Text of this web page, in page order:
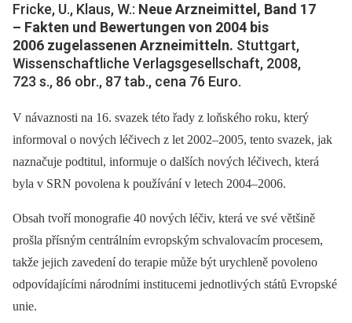
Fricke, U., Klaus, W.: Neue Arzneimittel, Band 17
–⁠ Fakten und Bewertungen von 2004 bis
2006 zugelassenen Arzneimitteln. Stuttgart,
Wissenschaftliche Verlagsgesellschaft, 2008,
723 s., 86 obr., 87 tab., cena 76 Euro.
V návaznosti na 16. svazek této řady z loňského roku, který
informoval o nových léčivech z let 2002–2005, tento svazek, jak
naznačuje podtitul, informuje o dalších nových léčivech, která
byla v SRN povolena k používání v letech 2004–2006.
Obsah tvoří monografie 40 nových léčiv, která ve své většině
prošla přísným centrálním evropským schvalovacím procesem,
takže jejich zavedení do terapie může být urychleně povoleno
odpovídajícími národními institucemi jednotlivých států Evropské
unie.